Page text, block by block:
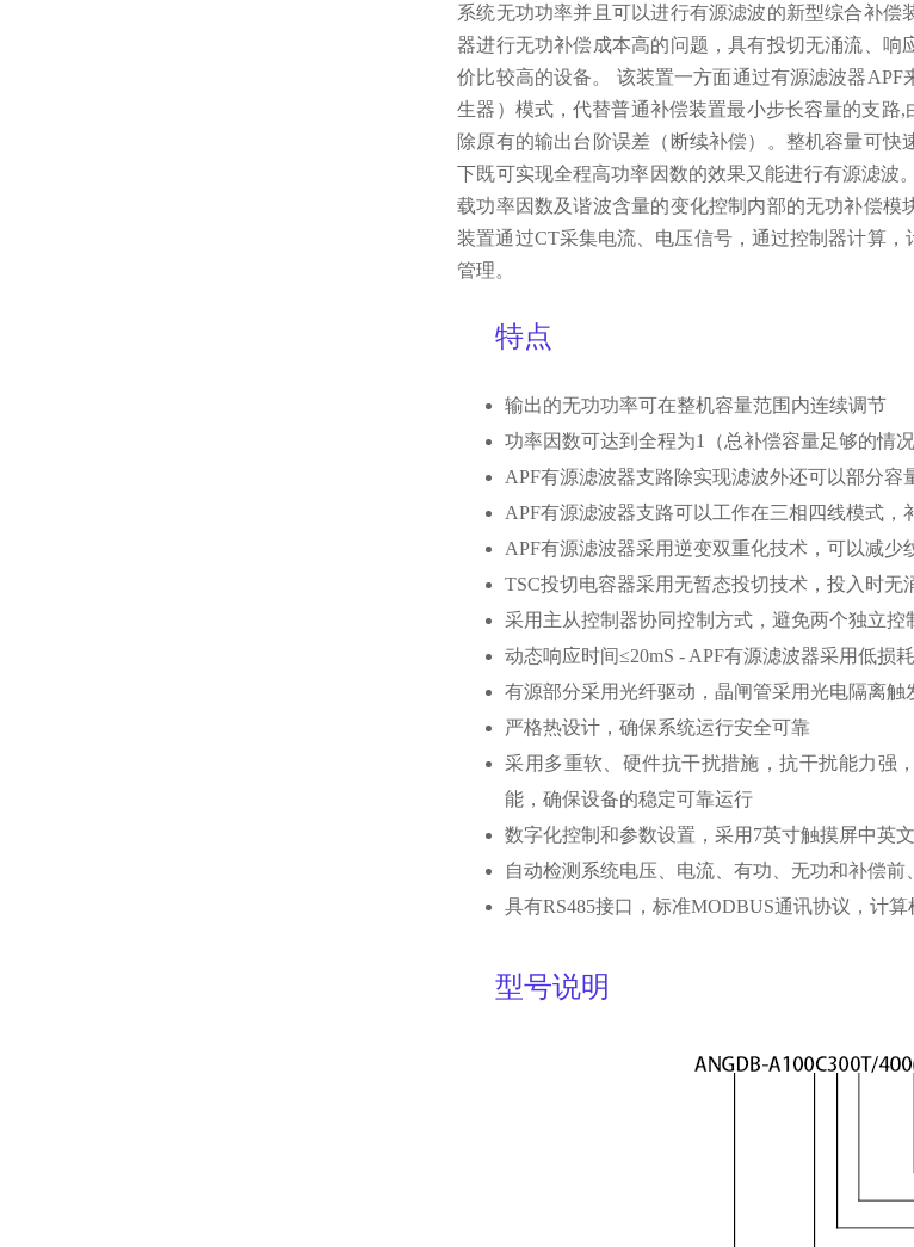
系统无功功率并且可以进行有源滤波的新型综合补
器进行无功补偿成本高的问题，具有投切无涌流、
价比较高的设备。 该装置一方面通过有源滤波器
生器）模式，代替普通补偿装置最小步长容量的支路
除原有的输出台阶误差（断续补偿）。整机容量可
下既可实现全程高功率因数的效果又能进行有源滤波
载功率因数及谐波含量的变化控制内部的无功补偿
装置通过CT采集电流、电压信号，通过控制器计算
管理。
特点
输出的无功功率可在整机容量范围内连续调节
功率因数可达到全程为1（总补偿容量足够的情
APF有源滤波器支路除实现滤波外还可以部分
APF有源滤波器支路可以工作在三相四线模式，
APF有源滤波器采用逆变双重化技术，可以减少
TSC投切电容器采用无暂态投切技术，投入时无
采用主从控制器协同控制方式，避免两个独立控
动态响应时间≤20mS - APF有源滤波器采用低损
有源部分采用光纤驱动，晶闸管采用光电隔离
严格热设计，确保系统运行安全可靠
采用多重软、硬件抗干扰措施，抗干扰能力强
能，确保设备的稳定可靠运行
数字化控制和参数设置，采用7英寸触摸屏中英
自动检测系统电压、电流、有功、无功和补偿前
具有RS485接口，标准MODBUS通讯协议，计
型号说明